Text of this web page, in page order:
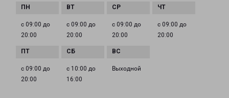
с 09:00 до
20:00
с 09:00 до
20:00
с 09:00 до
20:00
с 09:00 до
20:00
с 09:00 до
20:00
с 10:00 до
16:00
Выходной